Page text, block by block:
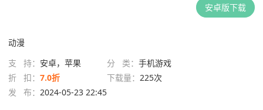
安卓版下载
动漫
支 持： 安卓，苹果 分 类： 手机游戏
折 扣： 7.0折 下载量： 225次
发 布： 2024-05-23 22:45